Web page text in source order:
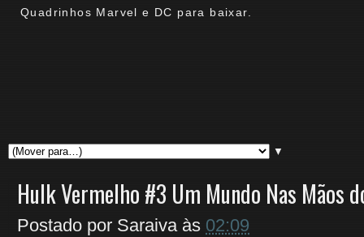
Quadrinhos Marvel e DC para baixar.
▼
Hulk Vermelho #3 Um Mundo Nas Mãos
Postado por Saraiva às 02:09